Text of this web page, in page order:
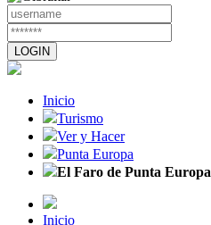
Inicio
Turismo
Ver y Hacer
Punta Europa
El Faro de Punta Europa
Inicio